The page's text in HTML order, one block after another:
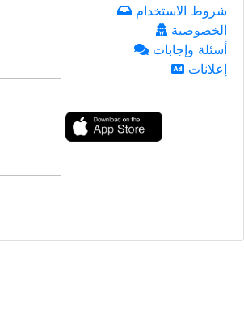
شروط الاستخدام
الخصوصية
أسئلة وإجابات
إعلانات